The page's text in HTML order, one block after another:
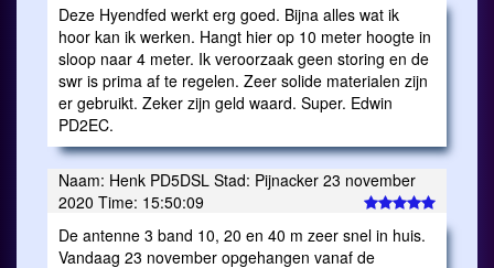
Deze Hyendfed werkt erg goed. Bijna alles wat ik
hoor kan ik werken. Hangt hier op 10 meter hoogte in
sloop naar 4 meter. Ik veroorzaak geen storing en de
swr is prima af te regelen. Zeer solide materialen zijn
er gebruikt. Zeker zijn geld waard. Super. Edwin
PD2EC.
Naam: Henk PD5DSL Stad: Pijnacker 23 november
2020 Time: 15:50:09
De antenne 3 band 10, 20 en 40 m zeer snel in huis.
Vandaag 23 november opgehangen vanaf de